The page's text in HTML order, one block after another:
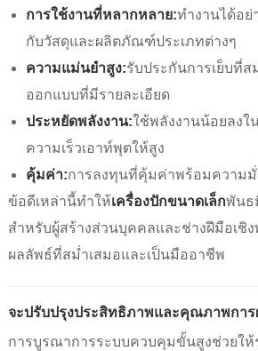
การใช้งานที่หลากหลาย:ทำงานได้อ
กับวัสดุและผลิตภัณฑ์ประเภทต่างๆ
ความแม่นยำสูง:รับประกันการเย็บที่ส
ออกแบบที่มีรายละเอียด
ประหยัดพลังงาน:ใช้พลังงานน้อยลง
ความเร็วเอาท์พุตให้สูง
คุ้มค่า:การลงทุนที่คุ้มค่าพร้อมความมั่
ข้อดีเหล่านี้ทำให้เครื่องปักขนาดเล็กพันธ
สำหรับผู้สร้างส่วนบุคคลและช่างฝีมือเชิ
ผลลัพธ์ที่สม่ำเสมอและเป็นมืออาชีพ
จะปรับปรุงประสิทธิภาพและคุณภาพการ
การบูรณาการระบบควบคุมขั้นสูงช่วยให้